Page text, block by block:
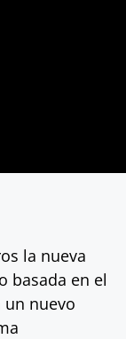
la nueva
basada en el
un nuevo